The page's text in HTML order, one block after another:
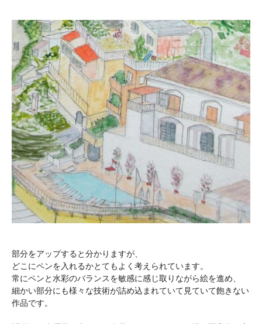
部分をアップすると分かりますが、
どこにペンを入れるかとてもよく考えられています。
常にペンと水彩のバランスを敏感に感じ取りながら絵を進め、
細かい部分にも様々な技術が詰め込まれていて見ていて飽きない
作品です。